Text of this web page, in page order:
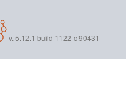
v. 5.12.1 build 1122-cf90431